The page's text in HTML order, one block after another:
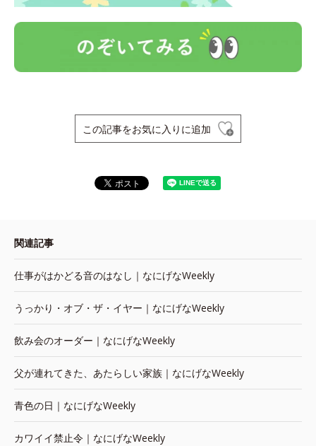
この記事をお気に入りに追加
関連記事
仕事がはかどる音のはなし｜なにげなWeekly
うっかり・オブ・ザ・イヤー｜なにげなWeekly
飲み会のオーダー｜なにげなWeekly
父が連れてきた、あたらしい家族｜なにげなWeekly
青色の日｜なにげなWeekly
カワイイ禁止令｜なにげなWeekly